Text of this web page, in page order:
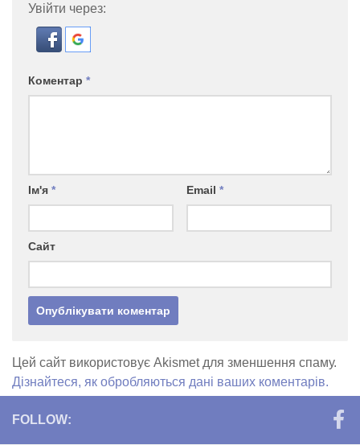
Увійти через:
Коментар *
Ім'я * Email *
Сайт
Цей сайт використовує Akismet для зменшення спаму.
Дізнайтеся, як обробляються дані ваших коментарів.
FOLLOW: